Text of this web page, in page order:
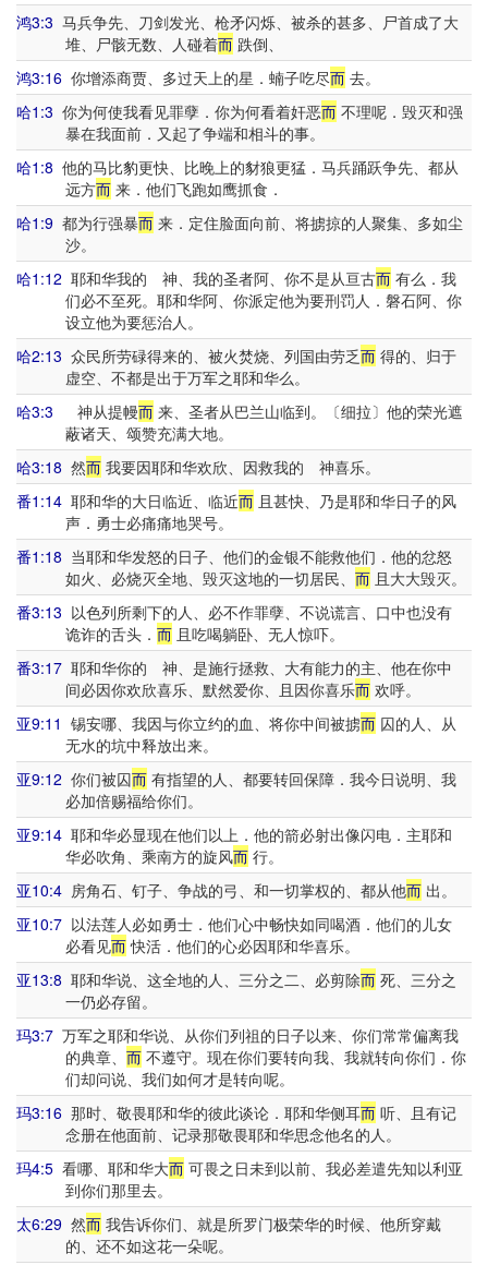
鸿3:3 马兵争先、刀剑发光、枪矛闪烁、被杀的甚多、尸首成了大
堆、尸骸无数、人碰着而跌倒、
鸿3:16 你增添商贾、多过天上的星．蝻子吃尽而 去。
哈1:3 你为何使我看见罪孽．你为何看着奸恶而 不理呢．毁灭和强
暴在我面前．又起了争端和相斗的事。
哈1:8 他的马比豹更快、比晚上的豺狼更猛．马兵踊跃争先、都从
远方而来．他们飞跑如鹰抓食．
哈1:9 都为行强暴而 来．定住脸面向前、将掳掠的人聚集、多如尘
沙。
哈1:12 耶和华我的 神、我的圣者阿、你不是从亘古而 有么．我
们必不至死。耶和华阿、你派定他为要刑罚人．磐石阿、你
设立他为要惩治人。
哈2:13 众民所劳碌得来的、被火焚烧、列国由劳乏而 得的、归于
虚空、不都是出于万军之耶和华么。
哈3:3 神从提幔而 来、圣者从巴兰山临到。〔细拉〕他的荣光遮
蔽诸天、颂赞充满大地。
哈3:18 然而 我要因耶和华欢欣、因救我的 神喜乐。
番1:14 耶和华的大日临近、临近而 且甚快、乃是耶和华日子的风
声．勇士必痛痛地哭号。
番1:18 当耶和华发怒的日子、他们的金银不能救他们．他的忿怒
如火、必烧灭全地、毁灭这地的一切居民、 而且大大毁灭。
番3:13 以色列所剩下的人、必不作罪孽、不说谎言、口中也没有
诡诈的舌头． 而且吃喝躺卧、无人惊吓。
番3:17 耶和华你的 神、是施行拯救、大有能力的主、他在你中
间必因你欢欣喜乐、默然爱你、且因你喜乐而欢呼。
亚9:11 锡安哪、我因与你立约的血、将你中间被掳而 囚的人、从
无水的坑中释放出来。
亚9:12 你们被囚而 有指望的人、都要转回保障．我今日说明、我
必加倍赐福给你们。
亚9:14 耶和华必显现在他们以上．他的箭必射出像闪电．主耶和
华必吹角、乘南方的旋风而行。
亚10:4 房角石、钉子、争战的弓、和一切掌权的、都从他而 出。
亚10:7 以法莲人必如勇士．他们心中畅快如同喝酒．他们的儿女
必看见而快活．他们的心必因耶和华喜乐。
亚13:8 耶和华说、这全地的人、三分之二、必剪除而 死、三分之
一仍必存留。
玛3:7 万军之耶和华说、从你们列祖的日子以来、你们常常偏离我
的典章、 而不遵守。现在你们要转向我、我就转向你们．你
们却问说、我们如何才是转向呢。
玛3:16 那时、敬畏耶和华的彼此谈论．耶和华侧耳而 听、且有记
念册在他面前、记录那敬畏耶和华思念他名的人。
玛4:5 看哪、耶和华大而 可畏之日未到以前、我必差遣先知以利亚
到你们那里去。
太6:29 然而 我告诉你们、就是所罗门极荣华的时候、他所穿戴
的、还不如这花一朵呢。